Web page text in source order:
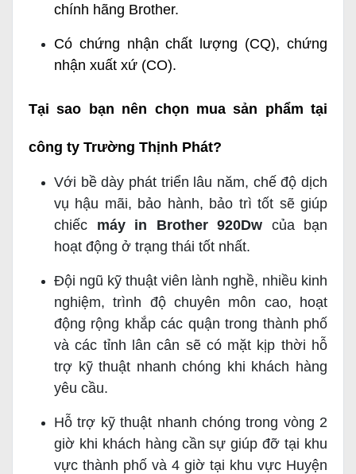
chính hãng Brother.
Có chứng nhận chất lượng (CQ), chứng
nhận xuất xứ (CO).
Tại sao bạn nên chọn mua sản phẩm tại
công ty Trường Thịnh Phát?
Với bề dày phát triển lâu năm, chế độ dịch
vụ hậu mãi, bảo hành, bảo trì tốt sẽ giúp
chiếc máy in Brother 920Dw của bạn
hoạt động ở trạng thái tốt nhất.
Đội ngũ kỹ thuật viên lành nghề, nhiều kinh
nghiệm, trình độ chuyên môn cao, hoạt
động rộng khắp các quận trong thành phố
và các tỉnh lân cân sẽ có mặt kịp thời hỗ
trợ kỹ thuật nhanh chóng khi khách hàng
yêu cầu.
Hỗ trợ kỹ thuật nhanh chóng trong vòng 2
giờ khi khách hàng cần sự giúp đỡ tại khu
vực thành phố và 4 giờ tại khu vực Huyện